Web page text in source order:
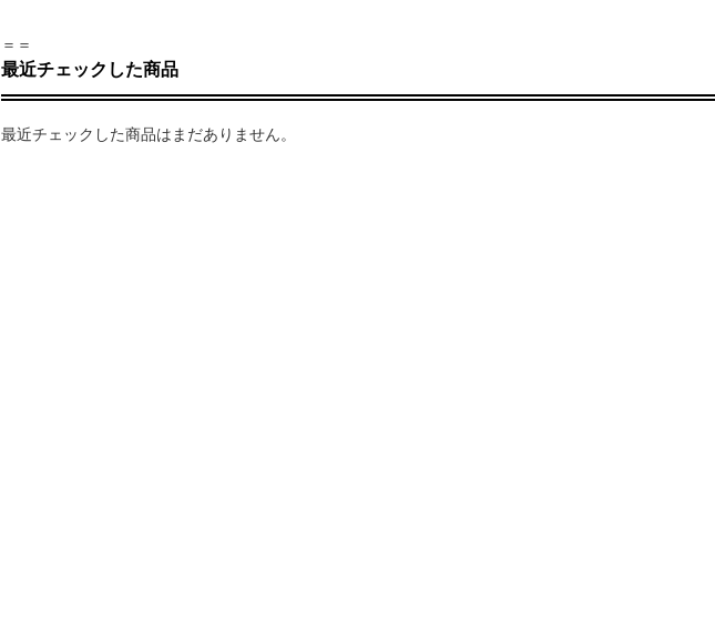
＝＝
最近チェックした商品
最近チェックした商品はまだありません。